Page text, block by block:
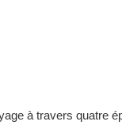
à travers quatre